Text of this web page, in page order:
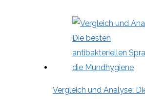
Vergleich und Analyse: